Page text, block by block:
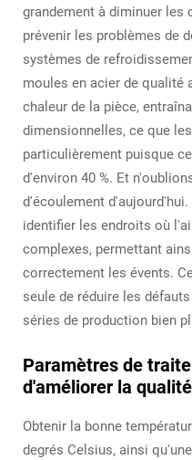
grandement à diminuer
prévenir les problèmes de
systèmes de
moules en acier de qualité
chaleur de la pièce,
dimensionnelles, ce que
particulièrement puisque
d'environ 40 %. Et
d'écoulement
identifier les endroits où
complexes, permettant
correctement les évents.
seule de réduire les
séries de production bien
Paramètres de
d'améliorer la
Obtenir la bonne
degrés Celsius, ainsi